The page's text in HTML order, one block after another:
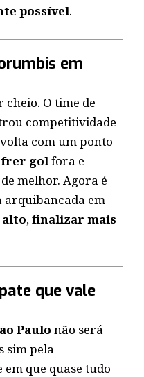
possível.
em
cheio. O time de
competitividade
com um ponto
golfora e
melhor. Agora é
em
, finalizar mais
que vale
Paulo não será
sim pela
em que quase tudo